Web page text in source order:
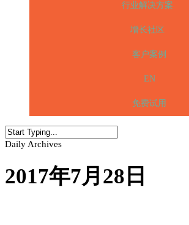
行业解决方案
增长社区
客户案例
EN
免费试用
Daily Archives
2017年7月28日